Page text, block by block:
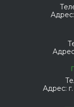
Адрес:
Адрес: